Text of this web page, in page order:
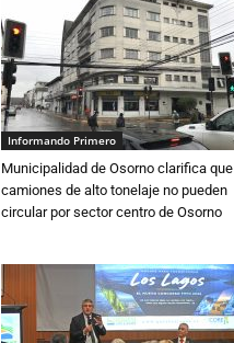
Informando Primero
Municipalidad de Osorno clarifica que
camiones de alto tonelaje no pueden
circular por sector centro de Osorno